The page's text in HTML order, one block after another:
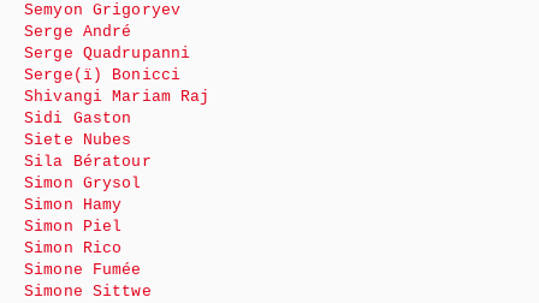
Semyon Grigoryev
Serge André
Serge Quadrupanni
Serge(ï) Bonicci
Shivangi Mariam Raj
Sidi Gaston
Siete Nubes
Sila Bératour
Simon Grysol
Simon Hamy
Simon Piel
Simon Rico
Simone Fumée
Simone Sittwe